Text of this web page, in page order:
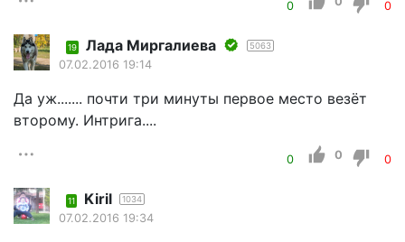
0 0
19 Лада Миргалиева 5063
07.02.2016 19:14
Да уж....... почти три минуты первое место везёт
второму. Интрига....
0 0 0
11 Kiril 1034
07.02.2016 19:34